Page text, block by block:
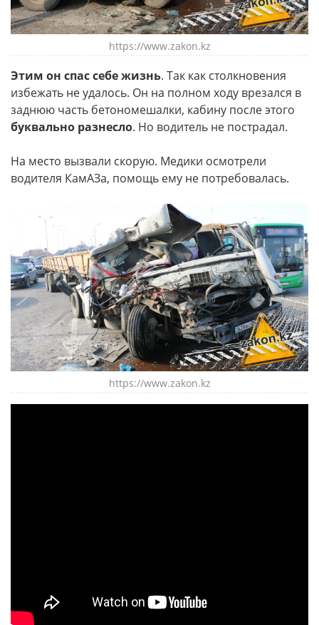
https://www.zakon.kz
Этим он спас себе жизнь. Так как столкновения
избежать не удалось. Он на полном ходу врезался в
заднюю часть бетономешалки, кабину после этого
буквально разнесло. Но водитель не пострадал.
На место вызвали скорую. Медики осмотрели
водителя КамАЗа, помощь ему не потребовалась.
https://www.zakon.kz